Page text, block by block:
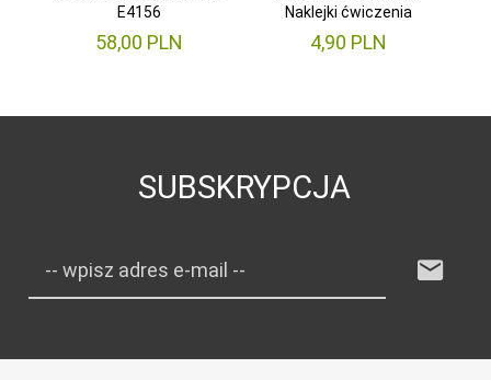
E4156
58,00 PLN
Naklejki ćwiczenia
4,90 PLN
SUBSKRYPCJA
-- wpisz adres e-mail --